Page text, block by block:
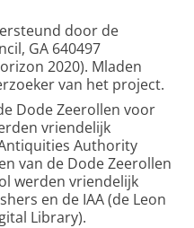
door de
GA 640497
2020). Mladen
van het project.
Dode Zeerollen voor
vriendelijk
Authority
van de Dode Zeerollen
werden vriendelijk
en de IAA (de Leon
Library).